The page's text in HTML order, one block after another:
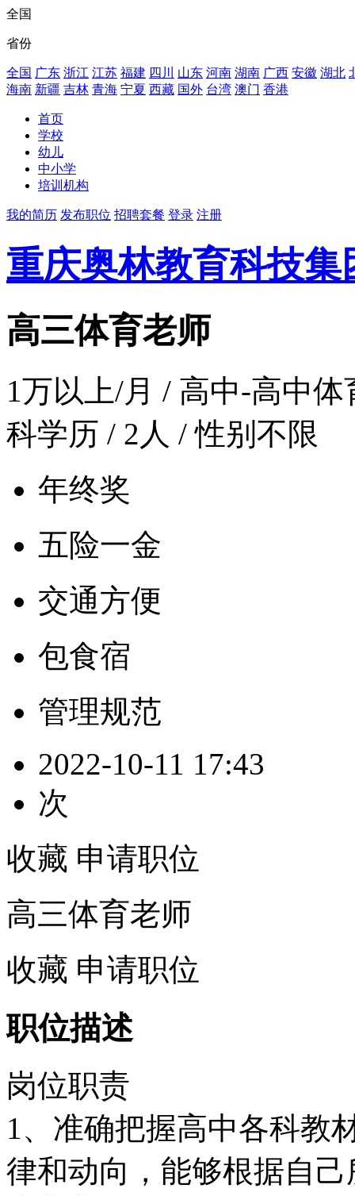
全国
省份
全国 广东 浙江 江苏 福建 四川 山东 河南 湖南 广西 安徽 湖北
海南 新疆 吉林 青海 宁夏 西藏 国外 台湾 澳门 香港
首页
学校
幼儿
中小学
培训机构
我的简历 发布职位 招聘套餐 登录 注册
重庆奥林教育科技集
高三体育老师
1万以上/月 / 高中-高中体
科学历 / 2人 / 性别不限
年终奖
五险一金
交通方便
包食宿
管理规范
2022-10-11 17:43
次
收藏 申请职位
高三体育老师
收藏 申请职位
职位描述
岗位职责
1、准确把握高中各科教
律和动向，能够根据自